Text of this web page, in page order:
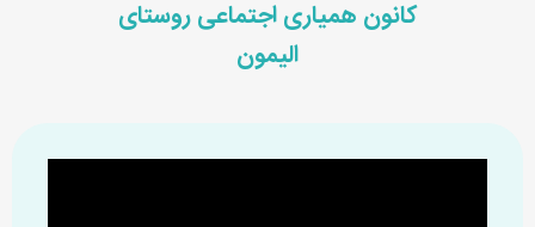
کانون همیاری اجتماعی روستای
الیمون